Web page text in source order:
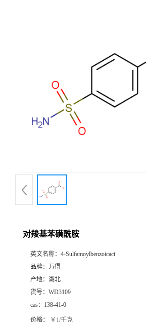
对羧基苯磺酰胺
英文名称： 4-Sulfamoylbenzoicaci
品牌： 万得
产地： 湖北
货号： WD3109
cas： 138-41-0
价格： ￥1/千克